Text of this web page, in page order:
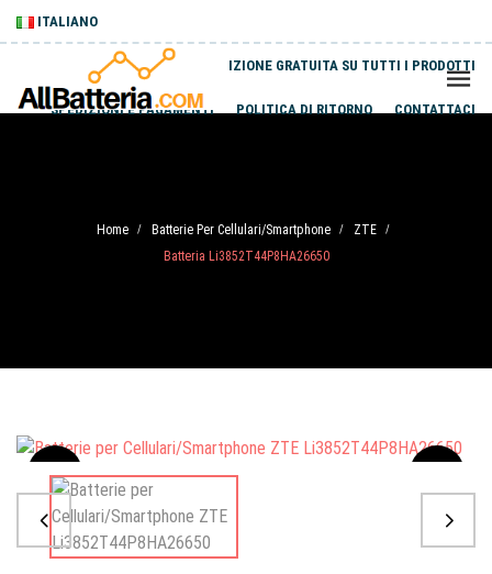
ITALIANO
SPEDIZIONE GRATUITA SU TUTTI I PRODOTTI
SPEDIZIONI E PAGAMENTI POLITICA DI RITORNO CONTATTACI
Home / Batterie Per Cellulari/Smartphone / ZTE /
Batteria Li3852T44P8HA26650
Sale